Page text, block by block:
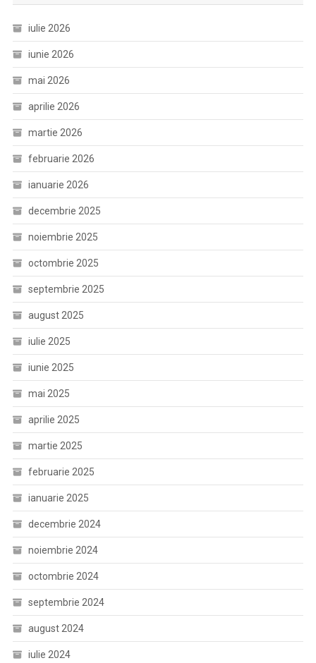
iulie 2026
iunie 2026
mai 2026
aprilie 2026
martie 2026
februarie 2026
ianuarie 2026
decembrie 2025
noiembrie 2025
octombrie 2025
septembrie 2025
august 2025
iulie 2025
iunie 2025
mai 2025
aprilie 2025
martie 2025
februarie 2025
ianuarie 2025
decembrie 2024
noiembrie 2024
octombrie 2024
septembrie 2024
august 2024
iulie 2024